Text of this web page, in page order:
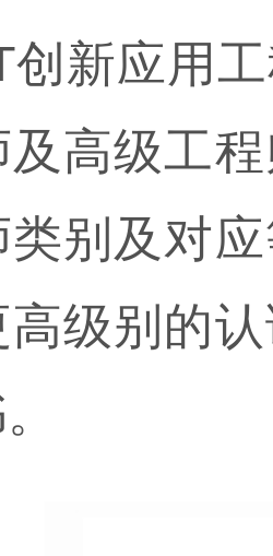
创新应用
高级工
类别及对
级别的